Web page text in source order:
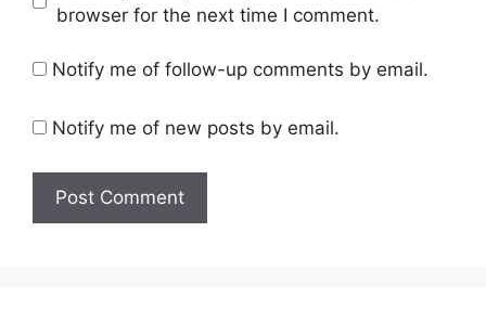
browser for the next time I comment.
Notify me of follow-up comments by email.
Notify me of new posts by email.